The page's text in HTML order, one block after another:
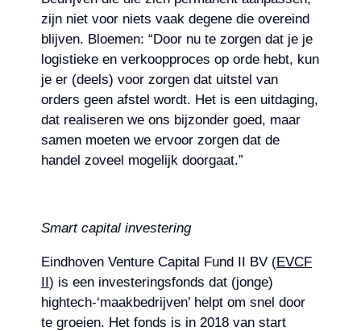
zijn niet voor niets vaak degene die overeind
blijven. Bloemen: “Door nu te zorgen dat je je
logistieke en verkoopproces op orde hebt, kun
je er (deels) voor zorgen dat uitstel van
orders geen afstel wordt. Het is een uitdaging,
dat realiseren we ons bijzonder goed, maar
samen moeten we ervoor zorgen dat de
handel zoveel mogelijk doorgaat.”
Smart capital investering
Eindhoven Venture Capital Fund II BV (EVCF
II) is een investeringsfonds dat (jonge)
hightech-‘maakbedrijven’ helpt om snel door
te groeien. Het fonds is in 2018 van start